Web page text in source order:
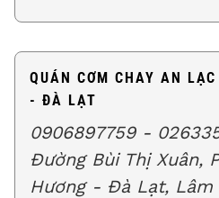
QUÁN CƠM CHAY AN
- ĐÀ LẠT
0906897759 -
Đường Bùi Thị Xuân,
Hương - Đà Lạt, Lâm